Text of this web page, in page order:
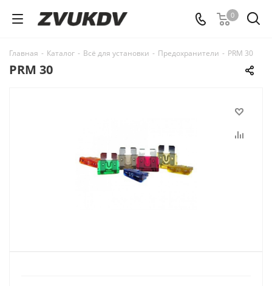
0
Главная - Каталог - Всё для установки - Предохранители - PRM 30
PRM 30